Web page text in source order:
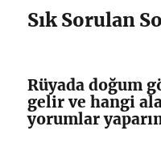
Sık Sorulan
Rüyada doğum
gelir ve hangi
yorumlar